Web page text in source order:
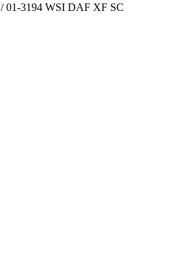
/ 01-3194 WSI DAF XF SC